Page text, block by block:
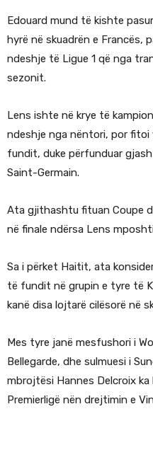
Edouard mund të kishte
hyrë në skuadrën e Francës,
ndeshje të Ligue 1 që nga
sezonit.
Lens ishte në krye të
ndeshje nga nëntori, por fitoi
fundit, duke përfunduar
Saint-Germain.
Ata gjithashtu fituan Coupe
në finale ndërsa Lens
Sa i përket Haitit, ata
të fundit në grupin e tyre të
kanë disa lojtarë cilësorë në
Mes tyre janë mesfushori i
Bellegarde, dhe sulmuesi i
mbrojtësi Hannes Delcroix
Premierligë nën drejtimin e